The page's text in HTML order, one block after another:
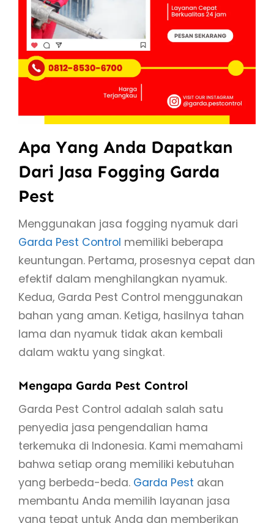
Apa Yang Anda Dapatkan
Dari Jasa Fogging Garda
Pest
Menggunakan jasa fogging nyamuk dari
Garda Pest Control memiliki beberapa
keuntungan. Pertama, prosesnya cepat dan
efektif dalam menghilangkan nyamuk.
Kedua, Garda Pest Control menggunakan
bahan yang aman. Ketiga, hasilnya tahan
lama dan nyamuk tidak akan kembali
dalam waktu yang singkat.
Mengapa Garda Pest Control
Garda Pest Control adalah salah satu
penyedia jasa pengendalian hama
terkemuka di Indonesia. Kami memahami
bahwa setiap orang memiliki kebutuhan
yang berbeda-beda. Garda Pest akan
membantu Anda memilih layanan jasa
yang tepat untuk Anda dan memberikan